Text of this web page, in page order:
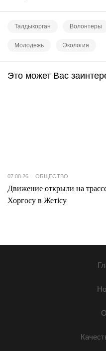
Талдыкорган Волонтеры
Молодежь Экология
Это может Вас
07.08.26 ОБЩЕСТВО
Движение открыли на
Хоргосу в Жетісу